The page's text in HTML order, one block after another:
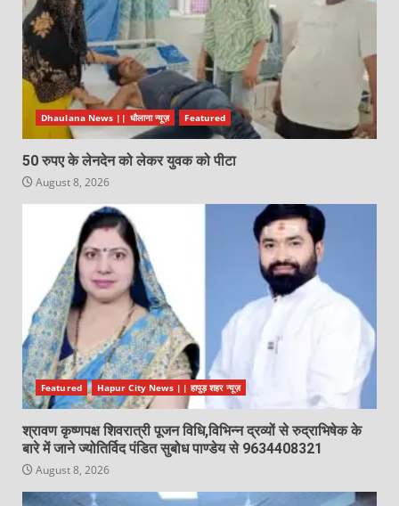
Dhaulana News || धौलाना न्यूज़ Featured
50 रुपए के लेनदेन को लेकर युवक को पीटा
August 8, 2026
Featured Hapur City News || हापुड़ शहर न्यूज़
श्रावण कृष्णपक्ष शिवरात्री पूजन विधि,विभिन्न द्रव्यों से रुद्राभिषेक के
बारे में जाने ज्योतिर्विद पंडित सुबोध पाण्डेय से 9634408321
August 8, 2026